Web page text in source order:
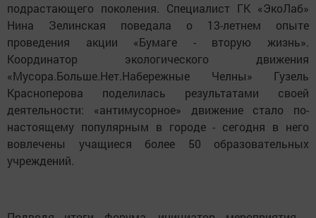
подрастающего поколения. Специалист ГК «ЭкоЛаб»
Нина Зелинская поведала о 13-летнем опыте
проведения акции «Бумаге - вторую жизнь».
Координатор экологического движения
«Мусора.Больше.Нет.Набережные Челны» Гузель
Красноперова поделилась результатами своей
деятельности: «антимусорное» движение стало по-
настоящему популярным в городе - сегодня в него
вовлечены учащиеся более 50 образовательных
учреждений.